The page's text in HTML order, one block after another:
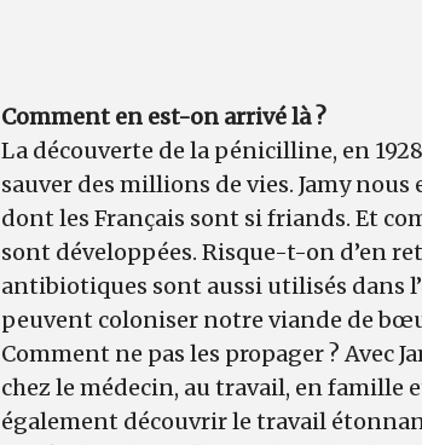
Comment en est-on arrivé là ?
La découverte de la pénicilline, en
sauver des millions de vies. Jamy
dont les Français sont si friands. Et
sont développées. Risque-t-on d’en
antibiotiques sont aussi utilisés dans
peuvent coloniser notre viande de
Comment ne pas les propager ? Avec
chez le médecin, au travail, en famille
également découvrir le travail